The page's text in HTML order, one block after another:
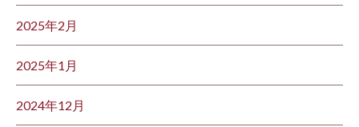
2025年2月
2025年1月
2024年12月